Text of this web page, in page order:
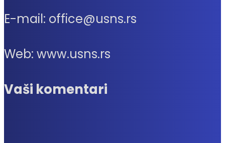
E-mail: office@usns.rs
Web: www.usns.rs
Vaši komentari